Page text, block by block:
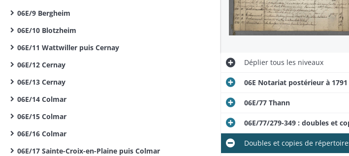
06E/9 Bergheim
06E/10 Blotzheim
06E/11 Wattwiller puis Cernay
06E/12 Cernay
06E/13 Cernay
06E/14 Colmar
06E/15 Colmar
06E/16 Colmar
06E/17 Sainte-Croix-en-Plaine puis Colmar
Dépliertous les niveaux
06E Notariat postérieur à 1791
06E/77 Thann
06E/77/279-349 : doubles et
Doubles et copies de